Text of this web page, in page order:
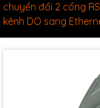
chuyển đổi 2 cổng
kênh DO sang